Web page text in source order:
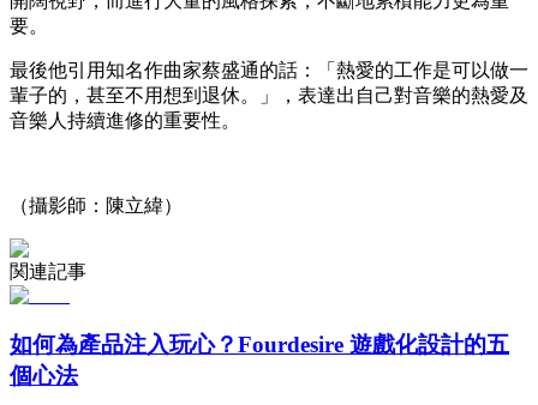
要。
最後他引用知名作曲家蔡盛通的話：「熱愛的工作是可以做一
輩子的，甚至不用想到退休。」，表達出自己對音樂的熱愛及
音樂人持續進修的重要性。
（攝影師：陳立緯）
関連記事
如何為產品注入玩心？Fourdesire 遊戲化設計的五
個心法